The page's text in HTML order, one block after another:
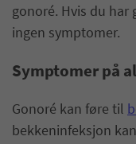
gonoré. Hvis du har
ingen symptomer.
Symptomer på
Gonoré kan føre til
bekkeninfeksjon